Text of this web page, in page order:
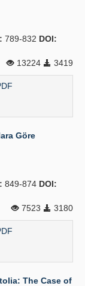
789-832 DOI:
13224
3419
Göre
849-874 DOI:
7523
3180
The Case of